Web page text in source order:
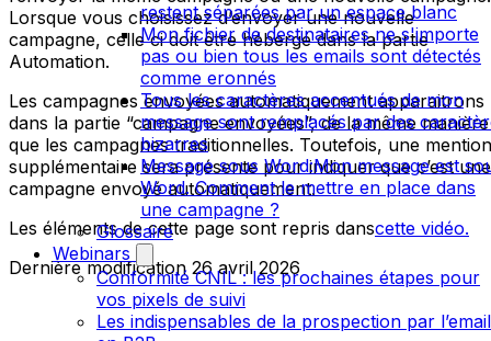
restent séparées par un espace blanc
Mon fichier de destinataires ne s'importe
pas ou bien tous les emails sont détectés
comme eronnés
Tous les caractères accentués de mon
message sont remplacés par des
bizarres
Message sous Word:Mon message est
Word. Comment le mettre en place dans
une campagne ?
Glossaire
Webinars
Conformité CNIL : les prochaines étapes pour
vos pixels de suivi
Les indispensables de la prospection par l’email
Lorsque vous choisissez d’envoyer une nouvelle
campagne, celle ci doit être hébergé dans la partie
Automation.
Les campagnes envoyées automatiquement apparaitrons
dans la partie “campagne envoyées”, de la même manière
que les campagnes traditionnelles. Toutefois, une mention
supplémentaire sera présente pour indiquer que c’est une
campagne envoyé automatiquement.
Les éléments de cette page sont repris danscette vidéo.
Dernière modification 26 avril 2026